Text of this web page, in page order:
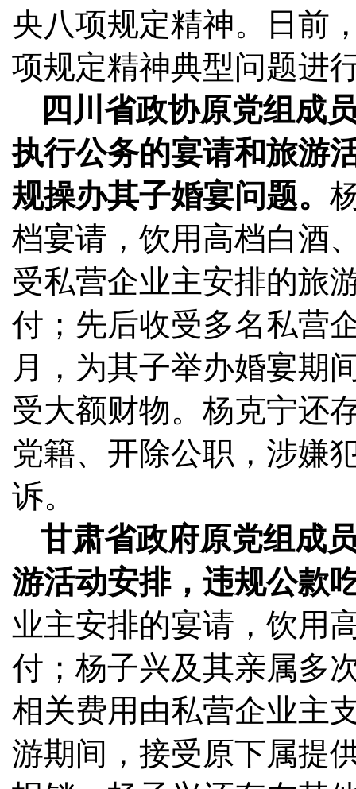
央八项规定精神。日前
项规定精神典型问题进
四川省政协原党组成
执行公务的宴请和旅游
规操办其子婚宴问题。
档宴请，饮用高档白酒
受私营企业主安排的旅
付；先后收受多名私营
月，为其子举办婚宴期
受大额财物。杨克宁还
党籍、开除公职，涉嫌
诉。
甘肃省政府原党组成
游活动安排，违规公款
业主安排的宴请，饮用
付；杨子兴及其亲属多
相关费用由私营企业主
游期间，接受原下属提